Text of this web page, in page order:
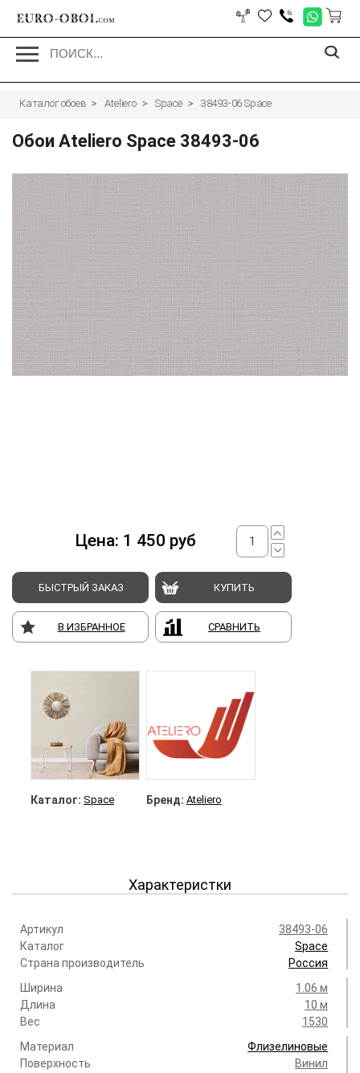
EURO-OBOI.com
Каталог обоев Ateliero Space 38493-06 Space
Обои Ateliero Space 38493-06
Цена: 1 450 руб
БЫСТРЫЙ ЗАКАЗ КУПИТЬ
В ИЗБРАННОЕ СРАВНИТЬ
Каталог: Space Бренд: Ateliero
Характеристки
Артикул
38493-06
Каталог
Space
Страна производитель
Россия
Ширина
1.06 м
Длина
10 м
Вес
1530
Материал
Флизелиновые
Поверхность
Винил